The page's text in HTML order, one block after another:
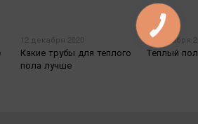
12 декабря 2020
Какие трубы для теплого
пола лучше
10 декабря
Теплый